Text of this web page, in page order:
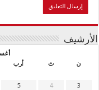
الأرشيف
ن
ث أرب
3
4
5